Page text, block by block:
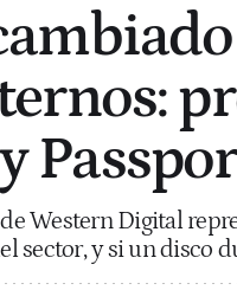
Western Digital
sector, y si un disco